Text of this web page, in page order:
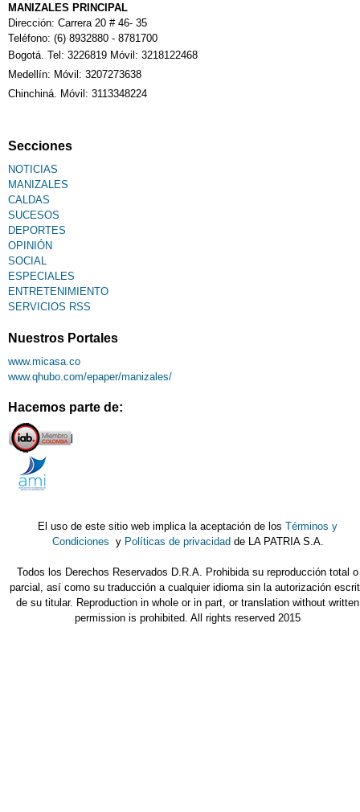
MANIZALES PRINCIPAL
Dirección: Carrera 20 # 46- 35
Teléfono: (6) 8932880 - 8781700
Bogotá. Tel: 3226819 Móvil: 3218122468
Medellín: Móvil: 3207273638
Chinchiná. Móvil: 3113348224
Secciones
NOTICIAS
MANIZALES
CALDAS
SUCESOS
DEPORTES
OPINIÓN
SOCIAL
ESPECIALES
ENTRETENIMIENTO
SERVICIOS RSS
Nuestros Portales
www.micasa.co
www.qhubo.com/epaper/manizales/
Hacemos parte de:
El uso de este sitio web implica la aceptación de losTérminos y
Condiciones y Políticas de privacidad de LA PATRIA S.A.
Todos los Derechos Reservados D.R.A. Prohibida su reproducción total o
parcial, así como su traducción a cualquier idioma sin la autorización
de su titular. Reproduction in whole or in part, or translation without written
permission is prohibited. All rights reserved 2015